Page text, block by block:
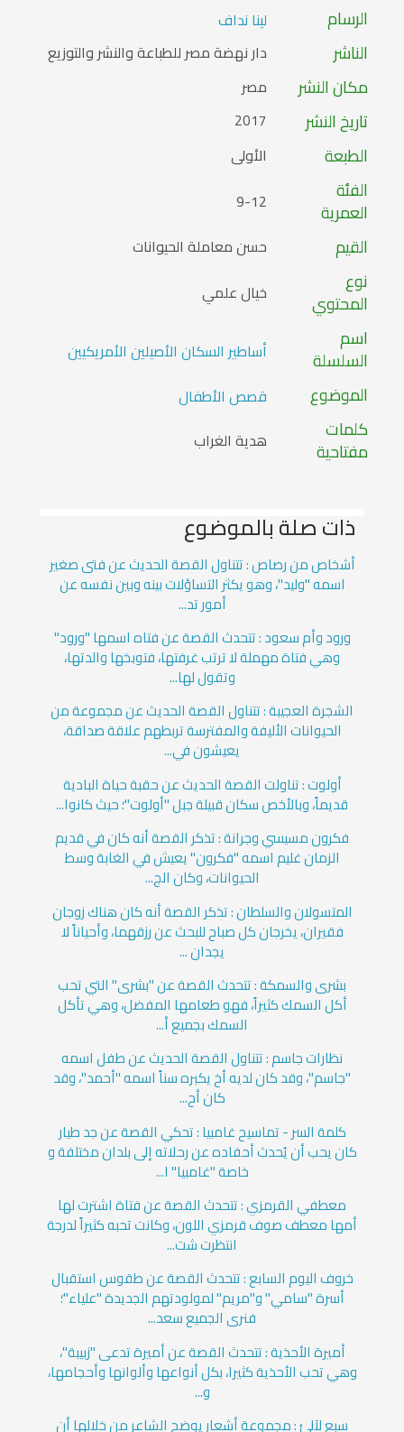
الرسام لينا نداف
الناشر دار نهضة مصر للطباعة والنشر والتوزيع
مكان النشر مصر
تاريخ النشر 2017
الطبعة الأولى
الفئة
العمرية 9-12
القيم حسن معاملة الحيوانات
نوع
المحتوي خيال علمي
اسم
السلسلة أساطير السكان الأصيلين الأمريكيين
الموضوع قصص الأطفال
كلمات
مفتاحية هدية الغراب
ذات صلة بالموضوع
أشخاص من رصاص : تتناول القصة الحديث عن فتى صغير
اسمه "وليد"، وهو يكثر التساؤلات بينه وبين نفسه عن
أمور تد...
ورود وأم سعود : تتحدث القصة عن فتاه اسمها "ورود"
وهي فتاة مهملة لا ترتب غرفتها، فتوبخها والدتها،
وتقول لها...
الشجرة العجيبة : تتناول القصة الحديث عن مجموعة من
الحيوانات الأليفة والمفترسة تربطهم علاقة صداقة،
يعيشون في...
أولوت : تناولت القصة الحديث عن حقبة حياة البادية
قديماً، وبالأخص سكان قبيلة جبل "أولوت"؛ حيث كانوا...
فكرون مسيسي وجرانة : تذكر القصة أنه كان في قديم
الزمان غليم اسمه "فكرون" يعيش في الغابة وسط
الحيوانات، وكان الج...
المتسولان والسلطان : تذكر القصة أنه كان هناك زوجان
فقيران، يخرجان كل صباح للبحث عن رزقهما، وأحياناً لا
يجدان ...
بشرى والسمكة : تتحدث القصة عن "بشرى" التي تحب
أكل السمك كثيراً، فهو طعامها المفضل، وهي تأكل
السمك بجميع أ...
نظارات جاسم : تتناول القصة الحديث عن طفل اسمه
"جاسم"، وقد كان لديه أخ يكبره سناً اسمه "أحمد"، وقد
كان أح...
كلمة السر - تماسيح غامبيا : تحكي القصة عن جد طيار
كان يحب أن يُحدث أحفاده عن رحلاته إلى بلدان مختلفة و
خاصة "غامبيا" ا...
معطفي القرمزي : تتحدث القصة عن فتاة اشترت لها
أمها معطف صوف قرمزي اللون، وكانت تحبه كثيراً لدرجة
انتظرت شت...
خروف اليوم السابع : تتحدث القصة عن طقوس استقبال
أسرة "سامي" و"مريم" لمولودتهم الجديدة "علياء"؛
فنرى الجميع سعد...
أميرة الأحذية : تتحدث القصة عن أميرة تدعى "زبيبة"،
وهي تحب الأحذية كثيرا، بكل أنواعها وألوانها وأحجامها،
و...
سبع لآلئ : مجموعة أشعار يوضح الشاعر من خلالها أن